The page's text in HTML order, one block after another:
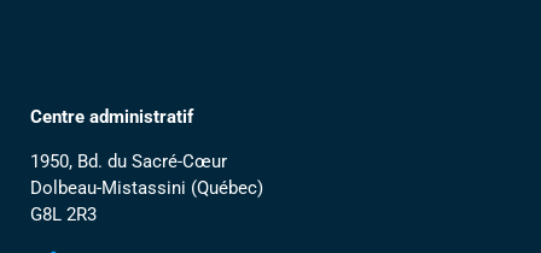
Centre administratif
1950, Bd. du Sacré-Cœur
Dolbeau-Mistassini (Québec)
G8L 2R3